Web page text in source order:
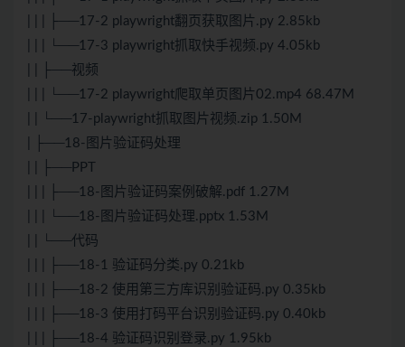
| | | ├──17-2 playwright翻页获取图片.py 2.85kb
| | | └──17-3 playwright抓取快手视频.py 4.05kb
| | ├──视频
| | | └──17-2 playwright爬取单页图片02.mp4 68.47M
| | └──17-playwright抓取图片视频.zip 1.50M
| ├──18-图片验证码处理
| | ├──PPT
| | | ├──18-图片验证码案例破解.pdf 1.27M
| | | └──18-图片验证码处理.pptx 1.53M
| | └──代码
| | | ├──18-1 验证码分类.py 0.21kb
| | | ├──18-2 使用第三方库识别验证码.py 0.35kb
| | | ├──18-3 使用打码平台识别验证码.py 0.40kb
| | | ├──18-4 验证码识别登录.py 1.95kb